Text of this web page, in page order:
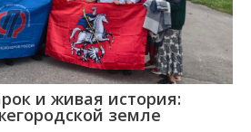
и живая история:
земле